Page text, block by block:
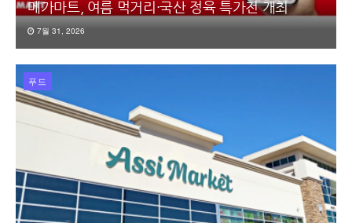
메가마트, 여름 먹거리·국산 정육 특가전 개최
7월 31, 2026
푸드